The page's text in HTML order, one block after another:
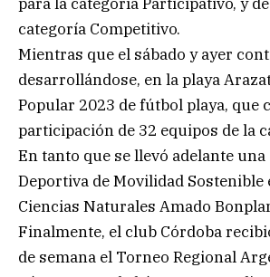
categoría Competitivo.
Mientras que el sábado y ayer
desarrollándose, en la playa
Popular 2023 de fútbol playa, que
participación de 32 equipos de la
En tanto que se llevó adelante
Deportiva de Movilidad Sostenible
Ciencias Naturales Amado
Finalmente, el club Córdoba
de semana el Torneo Regional